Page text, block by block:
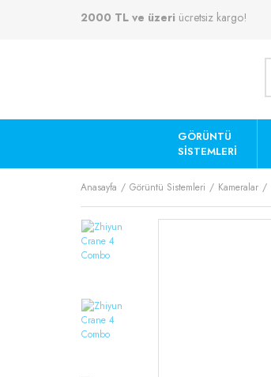
2000 TL ve üzeri ücretsiz kargo!
GÖRÜNTÜ
SISTEMLERI
Anasayfa Görüntü Sistemleri Kameralar